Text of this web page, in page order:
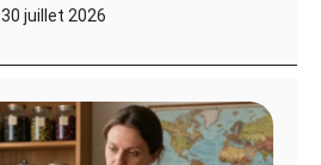
30 juillet 2026